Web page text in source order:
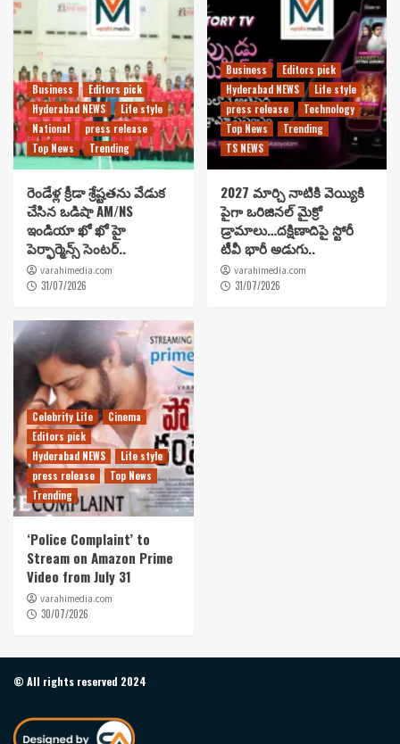
Business
Editors pick
Hyderabad NEWS
Life style
National
press release
Top News
Trending
రెండేళ్ల క్రీడా శ్రేష్టతను వేడుక
చేసిన ఒడిషా AM/NS
ఇండియా ఖో ఖో హై
పెర్ఫార్మెన్స్ సెంటర్..
varahimedia.com
31/07/2026
Business
Editors pick
Hyderabad NEWS
Life style
press release
Technology
Top News
Trending
TS NEWS
2027 మార్చి నాటికి వెయ్యికి
పైగా ఒరిజినల్ మైక్రో
డ్రామాలు…దక్షిణాదిపై స్టోరీ
టీవీ భారీ అడుగు..
varahimedia.com
31/07/2026
Celebrity Life
Cinema
Editors pick
Hyderabad NEWS
Life style
press release
Top News
Trending
‘Police Complaint’ to
Stream on Amazon Prime
Video from July 31
varahimedia.com
30/07/2026
© All rights reserved 2024